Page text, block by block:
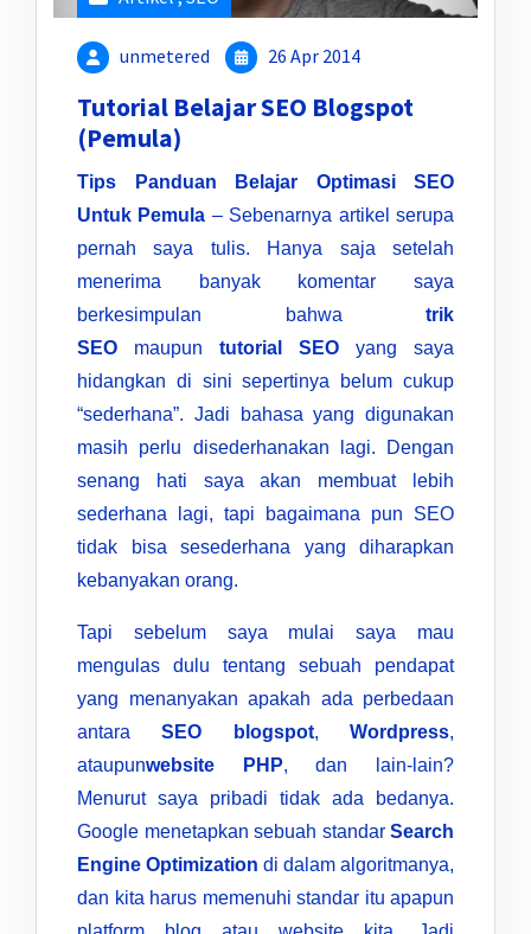
unmetered 26 Apr 2014
Tutorial Belajar SEO Blogspot
(Pemula)
Tips Panduan Belajar Optimasi SEO
Untuk Pemula – Sebenarnya artikel serupa
pernah saya tulis. Hanya saja setelah
menerima banyak komentar saya
berkesimpulan bahwa trik
SEO maupun tutorial SEO yang saya
hidangkan di sini sepertinya belum cukup
“sederhana”. Jadi bahasa yang digunakan
masih perlu disederhanakan lagi. Dengan
senang hati saya akan membuat lebih
sederhana lagi, tapi bagaimana pun SEO
tidak bisa sesederhana yang diharapkan
kebanyakan orang.
Tapi sebelum saya mulai saya mau
mengulas dulu tentang sebuah pendapat
yang menanyakan apakah ada perbedaan
antaraSEO blogspot, Wordpress,
ataupunwebsite PHP, dan lain-lain?
Menurut saya pribadi tidak ada bedanya.
Google menetapkan sebuah standar Search
Engine Optimization di dalam algoritmanya,
dan kita harus memenuhi standar itu apapun